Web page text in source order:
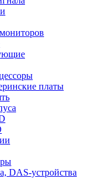
платы
DAS-устройства